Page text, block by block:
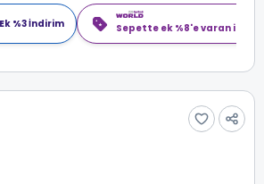
%3 İndirim Sepette ek %8'e varan